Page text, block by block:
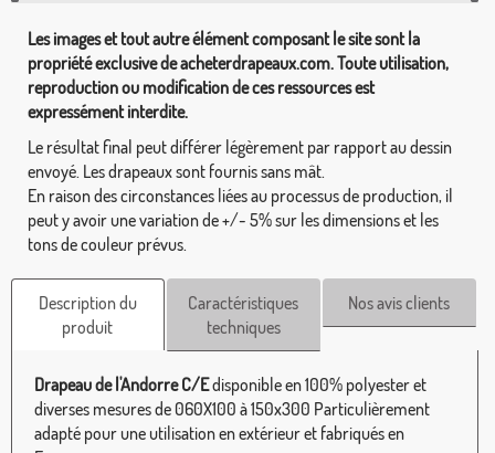
Les images et tout autre élément composant le site sont la
propriété exclusive de acheterdrapeaux.com. Toute utilisation,
reproduction ou modification de ces ressources est
expressément interdite.
Le résultat final peut différer légèrement par rapport au dessin
envoyé. Les drapeaux sont fournis sans mât.
En raison des circonstances liées au processus de production, il
peut y avoir une variation de +/- 5% sur les dimensions et les
tons de couleur prévus.
Description du
produit
Caractéristiques
techniques
Nos avis clients
Drapeau de l'Andorre C/Edisponible en 100% polyester et
diverses mesures de 060X100 à 150x300 Particulièrement
adapté pour une utilisation en extérieur et fabriqués en